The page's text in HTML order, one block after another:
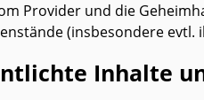
Provider und die
(insbesondere
Inhalte